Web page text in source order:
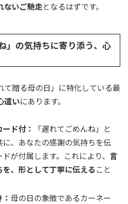
ないご馳走となるはずです。
」の気持ちに寄り添う、心
て贈る母の日」に特化している最
遣いにあります。
ド付：
「遅れてごめんね」と
、あなたの感謝の気持ちを伝
が付属します。これにより、 言
、形として丁寧に伝える こと
：母の日の象徴であるカーネー